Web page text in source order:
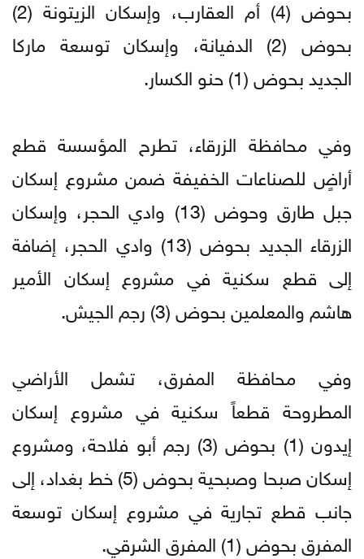
بحوض (4) أم العقارب، وإسكان الزيتونة (2)
بحوض (2) الدفيانة، وإسكان توسعة ماركا
الجديد بحوض (1) حنو الكسار.
وفي محافظة الزرقاء، تطرح المؤسسة قطع
أراضٍ للصناعات الخفيفة ضمن مشروع إسكان
جبل طارق وحوض (13) وادي الحجر، وإسكان
الزرقاء الجديد بحوض (13) وادي الحجر، إضافة
إلى قطع سكنية في مشروع إسكان الأمير
هاشم والمعلمين بحوض (3) رجم الجيش.
وفي محافظة المفرق، تشمل الأراضي
المطروحة قطعاً سكنية في مشروع إسكان
إيدون (1) بحوض (3) رجم أبو فلاحة، ومشروع
إسكان صبحا وصبحية بحوض (5) خط بغداد، إلى
جانب قطع تجارية في مشروع إسكان توسعة
المفرق بحوض (1) المفرق الشرقي.